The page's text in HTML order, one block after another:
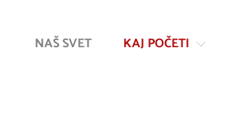
vsebino
NAŠ SVET KAJ POČETI